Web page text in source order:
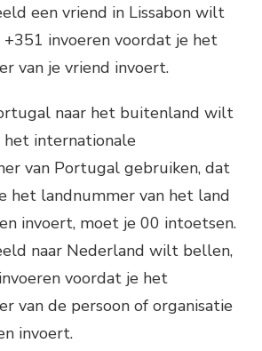
een vriend in Lissabon wilt
invoeren voordat je het
van je vriend invoert.
naar het buitenland wilt
internationale
van Portugal gebruiken, dat
het landnummer van het land
invoert, moet je 00 intoetsen.
naar Nederland wilt bellen,
voordat je het
van de persoon of organisatie
invoert.